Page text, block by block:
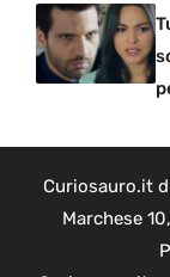
Curiosauro.it
Marchese